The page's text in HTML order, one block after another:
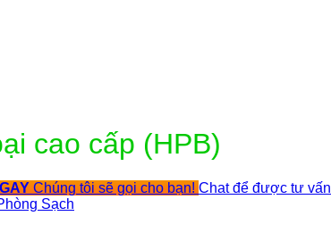
cao cấp (HPB)
Chúng tôi sẽ gọi cho bạn! Chat để được tư vấn
Sạch